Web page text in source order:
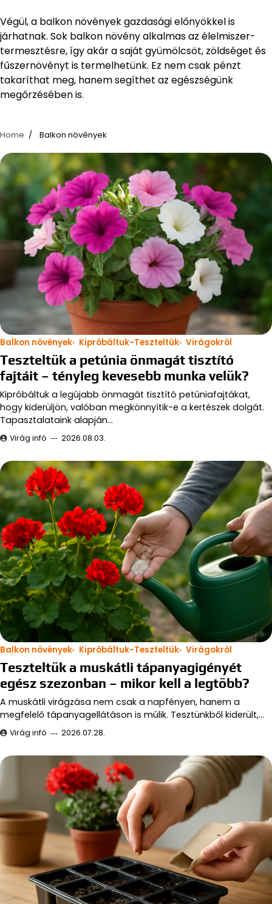
Végül, a balkon növények gazdasági előnyökkel is
járhatnak. Sok balkon növény alkalmas az élelmiszer-
termesztésre, így akár a saját gyümölcsöt, zöldséget és
fűszernövényt is termelhetünk. Ez nem csak pénzt
takaríthat meg, hanem segíthet az egészségünk
megőrzésében is.
Home Balkon növények
Balkon növények Kipróbáltuk-Teszteltük Virágokról
Teszteltük a petúnia önmagát tisztító
fajtáit – tényleg kevesebb munka velük?
Kipróbáltuk a legújabb önmagát tisztító petúniafajtákat,
hogy kiderüljön, valóban megkönnyítik-e a kertészek dolgát.
Tapasztalataink alapján…
Virág infó 2026.08.03.
Balkon növények Kipróbáltuk-Teszteltük Virágokról
Teszteltük a muskátli tápanyagigényét
egész szezonban – mikor kell a legtöbb?
A muskátli virágzása nem csak a napfényen, hanem a
megfelelő tápanyagellátáson is múlik. Tesztünkből kiderült,…
Virág infó 2026.07.28.